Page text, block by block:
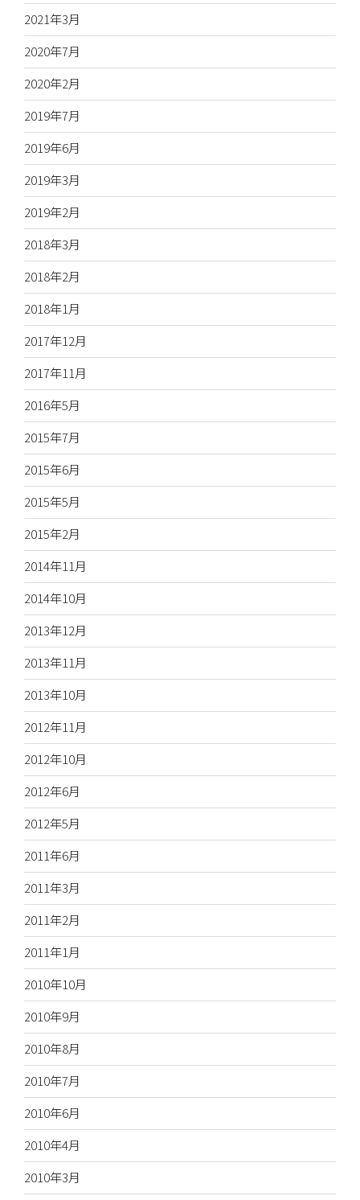
2021年3月
2020年7月
2020年2月
2019年7月
2019年6月
2019年3月
2019年2月
2018年3月
2018年2月
2018年1月
2017年12月
2017年11月
2016年5月
2015年7月
2015年6月
2015年5月
2015年2月
2014年11月
2014年10月
2013年12月
2013年11月
2013年10月
2012年11月
2012年10月
2012年6月
2012年5月
2011年6月
2011年3月
2011年2月
2011年1月
2010年10月
2010年9月
2010年8月
2010年7月
2010年6月
2010年4月
2010年3月